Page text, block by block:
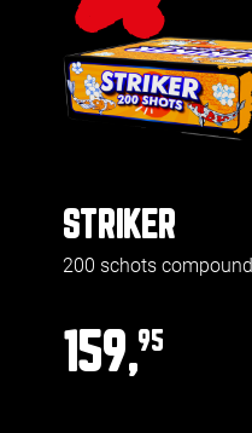
STRIKER
200 schots compound
159,95